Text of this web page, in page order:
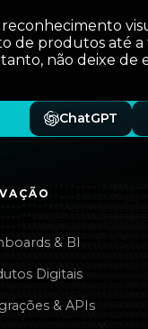
reconhecimento
de produtos até
não deixe de
ChatGPT
& BI
Digitais
& APIs